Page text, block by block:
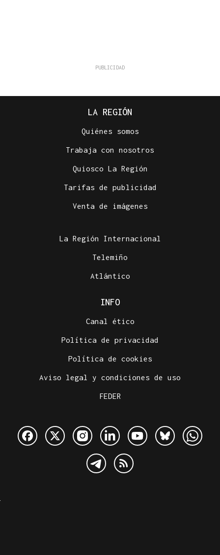
LA REGIÓN
Quiénes somos
Trabaja con nosotros
Quiosco La Región
Tarifas de publicidad
Venta de imágenes
La Región Internacional
Telemiño
Atlántico
INFO
Canal ético
Política de privacidad
Política de cookies
Aviso legal y condiciones de uso
FEDER